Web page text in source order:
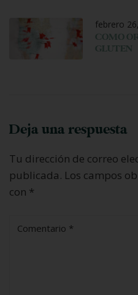
febrero
COMO
GLUTEN
Deja una respuesta
Tu dirección de correo
publicada. Los campos
con *